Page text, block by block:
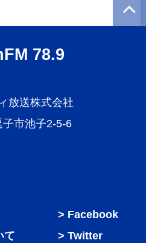
78.9
放送株式会社
市池子2-5-6
て
Facebook
Twitter